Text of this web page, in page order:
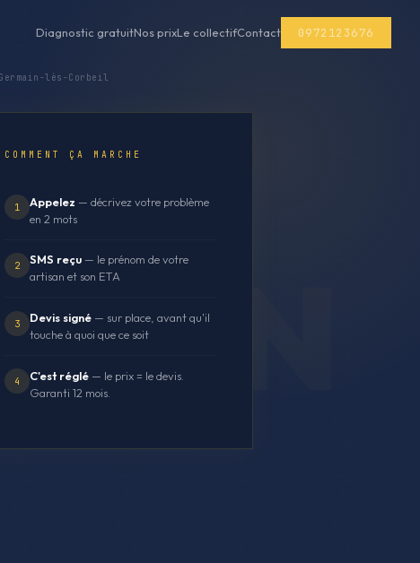
Diagnostic gratuitNos prixLe collectifContact 0972123676
lès-Corbeil
COMMENT ÇA MARCHE
1 Appelez — décrivez votre problème
en 2 mots
2 SMS reçu — le prénom de votre
artisan et son ETA
3 Devis signé — sur place, avant qu'il
touche à quoi que ce soit
4 C'est réglé — le prix = le devis.
Garanti 12 mois.